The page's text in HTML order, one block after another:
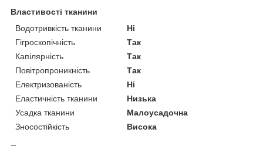
Властивості тканини
Водотривкість тканини
Ні
Гігроскопічність
Так
Капілярність
Так
Повітропроникність
Так
Електризованість
Ні
Еластичність тканини
Низька
Усадка тканини
Малоусадочна
Зносостійкість
Висока